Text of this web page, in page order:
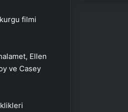
filmi
Ellen
ve Casey